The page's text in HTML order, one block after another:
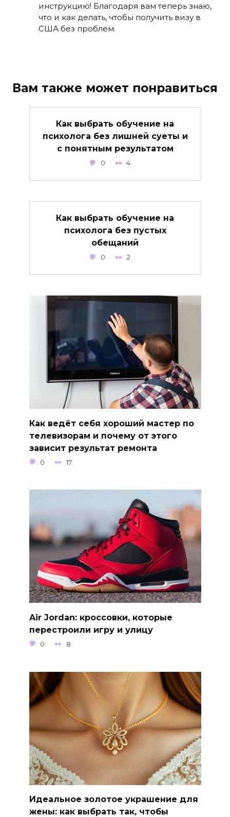
инструкцию! Благодаря вам теперь знаю,
что и как делать, чтобы получить визу в
США без проблем.
Вам также может понравиться
Как выбрать обучение на
психолога без лишней суеты и
с понятным результатом
0 4
Как выбрать обучение на
психолога без пустых
обещаний
0 2
Как ведёт себя хороший мастер по
телевизорам и почему от этого
зависит результат ремонта
0 17
Air Jordan: кроссовки, которые
перестроили игру и улицу
0 8
Идеальное золотое украшение для
жены: как выбрать так, чтобы